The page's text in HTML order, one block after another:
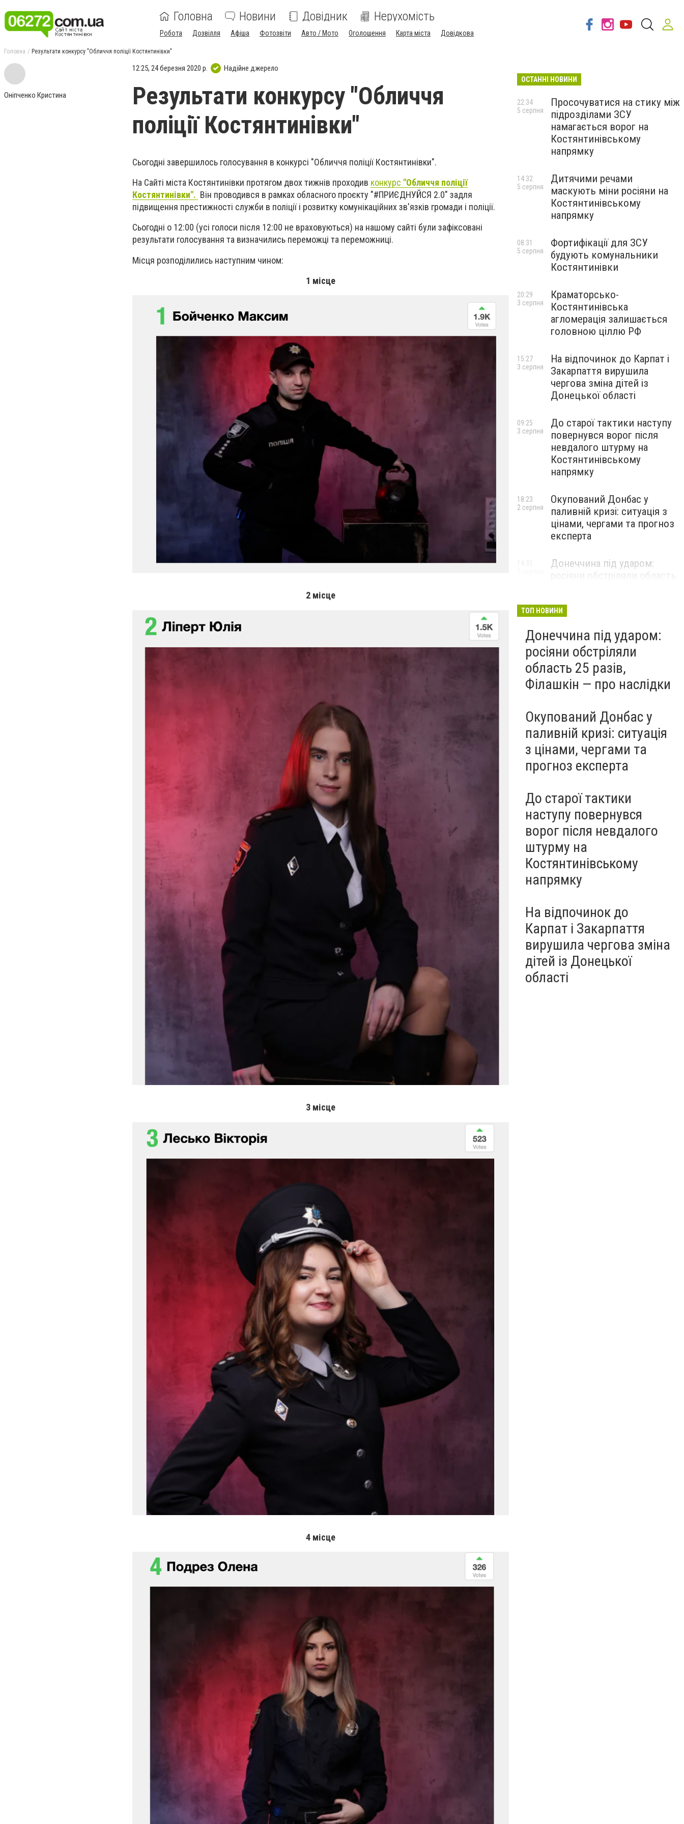
Головна Новини Довідник Нерухомість
Робота Дозвілля Афіша Фотозвіти Авто / Мото Оголошення Карта міста Довідкова
Головна Результати конкурсу "Обличчя поліції Костянтинівки"
Оніпченко Кристина
12:25, 24 березня 2020 р. Надійне джерело
Результати конкурсу "Обличчя
поліції Костянтинівки"
Сьогодні завершилось голосування в конкурсі "Обличчя поліції Костянтинівки".
На Сайті міста Костянтинівки протягом двох тижнів проходив конкурс "Обличчя поліції
Костянтинівки". Він проводився в рамках обласного проєкту "#ПРИЄДНУЙСЯ 2.0" задля
підвищення престижності служби в поліції і розвитку комунікаційних зв'язків громади і поліції.
Сьогодні о 12:00 (усі голоси після 12:00 не враховуються) на нашому сайті були зафіксовані
результати голосування та визначились переможці та переможниці.
Місця розподілились наступним чином:
1 місце
2 місце
3 місце
4 місце
ОСТАННІ НОВИНИ
Просочуватися на стику між
підрозділами ЗСУ
намагається ворог на
Костянтинівському
напрямку
22:34
5 серпня
Дитячими речами
маскують міни росіяни на
Костянтинівському
напрямку
14:32
5 серпня
Фортифікації для ЗСУ
будують комунальники
Костянтинівки
08:31
5 серпня
Краматорсько-
Костянтинівська
агломерація залишається
головною ціллю РФ
20:29
3 серпня
На відпочинок до Карпат і
Закарпаття вирушила
чергова зміна дітей із
Донецької області
15:27
3 серпня
До старої тактики наступу
повернувся ворог після
невдалого штурму на
Костянтинівському
напрямку
09:25
3 серпня
Окупований Донбас у
паливній кризі: ситуація з
цінами, чергами та прогноз
експерта
18:23
2 серпня
Донеччина під ударом:
росіяни обстріляли область
ТОП НОВИНИ
Донеччина під ударом:
росіяни обстріляли
область 25 разів,
Філашкін — про наслідки
Окупований Донбас у
паливній кризі: ситуація
з цінами, чергами та
прогноз експерта
До старої тактики
наступу повернувся
ворог після невдалого
штурму на
Костянтинівському
напрямку
На відпочинок до
Карпат і Закарпаття
вирушила чергова зміна
дітей із Донецької
області